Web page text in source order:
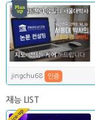
jingchu68 인증
재능 LIST